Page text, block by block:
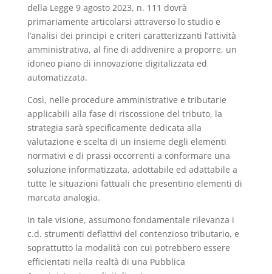
della Legge 9 agosto 2023, n. 111 dovrà
primariamente articolarsi attraverso lo studio e
l’analisi dei principi e criteri caratterizzanti l’attività
amministrativa, al fine di addivenire a proporre, un
idoneo piano di innovazione digitalizzata ed
automatizzata.
Così, nelle procedure amministrative e tributarie
applicabili alla fase di riscossione del tributo, la
strategia sarà specificamente dedicata alla
valutazione e scelta di un insieme degli elementi
normativi e di prassi occorrenti a conformare una
soluzione informatizzata, adottabile ed adattabile a
tutte le situazioni fattuali che presentino elementi di
marcata analogia.
In tale visione, assumono fondamentale rilevanza i
c.d. strumenti deflattivi del contenzioso tributario, e
soprattutto la modalità con cui potrebbero essere
efficientati nella realtà di una Pubblica